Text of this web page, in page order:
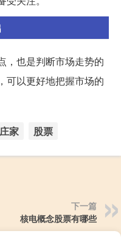
，也是判断市场走势的
可以更好地把握市场的
庄家 股票
下一篇
核电概念股票有哪些